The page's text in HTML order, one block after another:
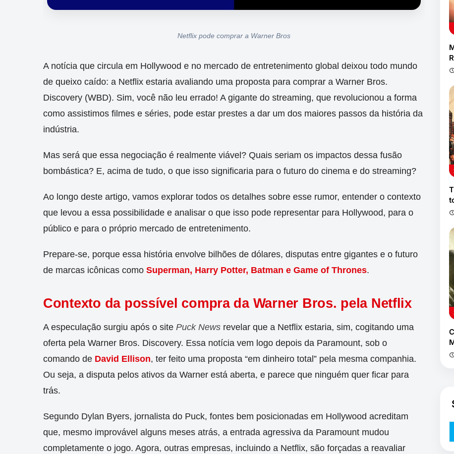
Netflix pode comprar a Warner Bros
A notícia que circula em Hollywood e no mercado de entretenimento global deixou todo mundo
de queixo caído: a Netflix estaria avaliando uma proposta para comprar a Warner Bros.
Discovery (WBD). Sim, você não leu errado! A gigante do streaming, que revolucionou a forma
como assistimos filmes e séries, pode estar prestes a dar um dos maiores passos da história da
indústria.
Mas será que essa negociação é realmente viável? Quais seriam os impactos dessa fusão
bombástica? E, acima de tudo, o que isso significaria para o futuro do cinema e do streaming?
Ao longo deste artigo, vamos explorar todos os detalhes sobre esse rumor, entender o contexto
que levou a essa possibilidade e analisar o que isso pode representar para Hollywood, para o
público e para o próprio mercado de entretenimento.
Prepare-se, porque essa história envolve bilhões de dólares, disputas entre gigantes e o futuro
de marcas icônicas como Superman, Harry Potter, Batman e Game of Thrones.
Contexto da possível compra da Warner Bros. pela Netflix
A especulação surgiu após o site Puck News revelar que a Netflix estaria, sim, cogitando uma
oferta pela Warner Bros. Discovery. Essa notícia vem logo depois da Paramount, sob o
comando de David Ellison, ter feito uma proposta “em dinheiro total” pela mesma companhia.
Ou seja, a disputa pelos ativos da Warner está aberta, e parece que ninguém quer ficar para
trás.
Segundo Dylan Byers, jornalista do Puck, fontes bem posicionadas em Hollywood acreditam
que, mesmo improvável alguns meses atrás, a entrada agressiva da Paramount mudou
completamente o jogo. Agora, outras empresas, incluindo a Netflix, são forçadas a reavaliar